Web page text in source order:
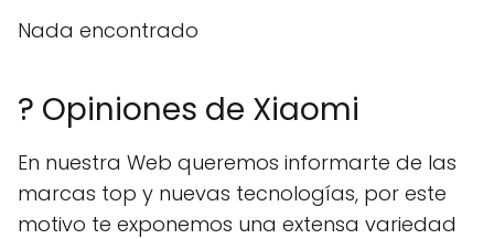
Nada encontrado
? Opiniones de Xiaomi
En nuestra Web queremos informarte de las
marcas top y nuevas tecnologías, por este
motivo te exponemos una extensa variedad